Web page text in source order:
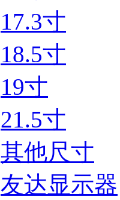
17.3寸
18.5寸
19寸
21.5寸
其他尺寸
友达显示器